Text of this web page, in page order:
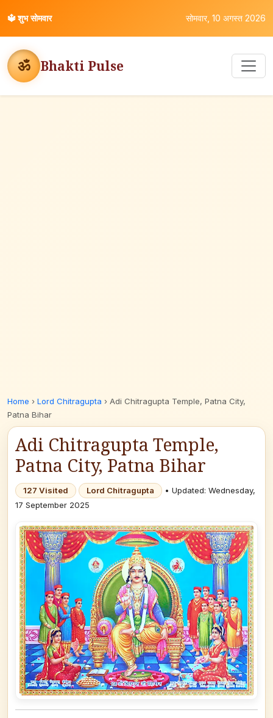
🔱शुभ सोमवार सोमवार, 10 अगस्त 2026
ॐ Bhakti Pulse
Home › Lord Chitragupta › Adi Chitragupta Temple, Patna City,
Patna Bihar
Adi Chitragupta Temple,
Patna City, Patna Bihar
127 Visited Lord Chitragupta
• Updated: Wednesday,
17 September 2025